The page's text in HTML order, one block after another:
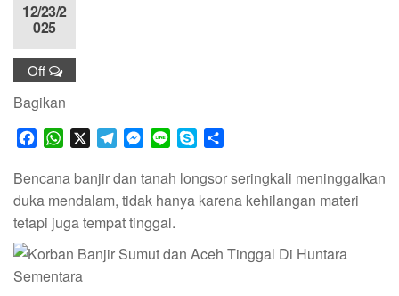
12/23/2
025
Off
Bagikan
c
e
b
o
o
k
W
a
t
s
A
p
p
l
e
g
a
M
s
s
e
n
g
n
e
y
p
a
r
Bencana banjir dan tanah longsor seringkali meninggalkan
duka mendalam, tidak hanya karena kehilangan materi
tetapi juga tempat tinggal. ​